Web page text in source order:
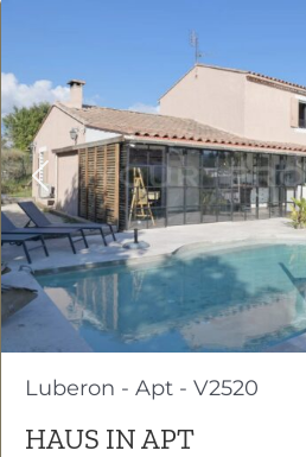
Previous
Luberon - Apt - V2520
HAUS IN APT